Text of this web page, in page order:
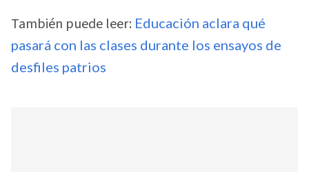
También puede leer: Educación aclara qué
pasará con las clases durante los ensayos de
desfiles patrios